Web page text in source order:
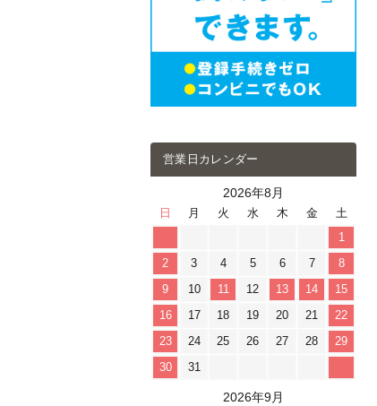
営業日カレンダー
2026年8月
日 月 火 水 木 金
土
1
2
3 4 5 6 7
8
9
10 11 12 13 14
15
16
17 18 19 20 21
22
23
24 25 26 27 28
29
30
31
2026年9月